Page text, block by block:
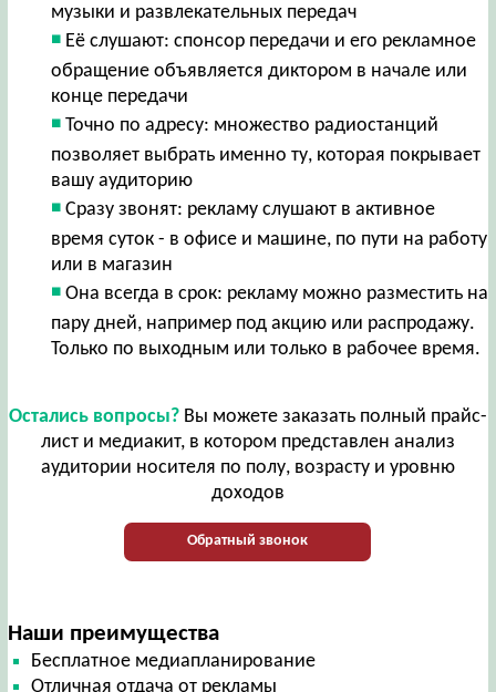
музыки и развлекательных передач
Её слушают: спонсор передачи и его рекламное
обращение объявляется диктором в начале или
конце передачи
Точно по адресу: множество радиостанций
позволяет выбрать именно ту, которая покрывает
вашу аудиторию
Сразу звонят: рекламу слушают в активное
время суток - в офисе и машине, по пути на работу
или в магазин
Она всегда в срок: рекламу можно разместить на
пару дней, например под акцию или распродажу.
Только по выходным или только в рабочее время.
Остались вопросы?Вы можете заказать полный прайс-
лист и медиакит, в котором представлен анализ
аудитории носителя по полу, возрасту и уровню
доходов
Обратный звонок
Наши преимущества
Бесплатное медиапланирование
Отличная отдача от рекламы